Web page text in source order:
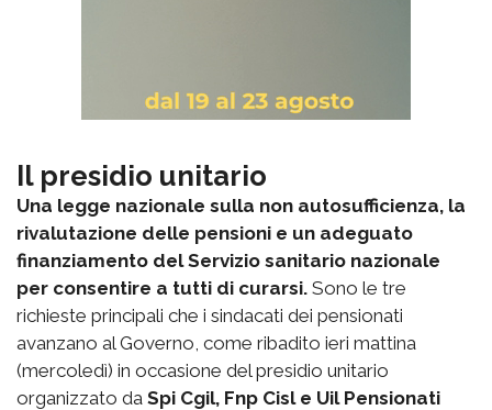
Il presidio unitario
Una legge nazionale sulla non autosufficienza, la
rivalutazione delle pensioni e un adeguato
finanziamento del Servizio sanitario nazionale
per consentire a tutti di curarsi. Sono le tre
richieste principali che i sindacati dei pensionati
avanzano al Governo, come ribadito ieri mattina
(mercoledì) in occasione del presidio unitario
organizzato da Spi Cgil, Fnp Cisl e Uil Pensionati